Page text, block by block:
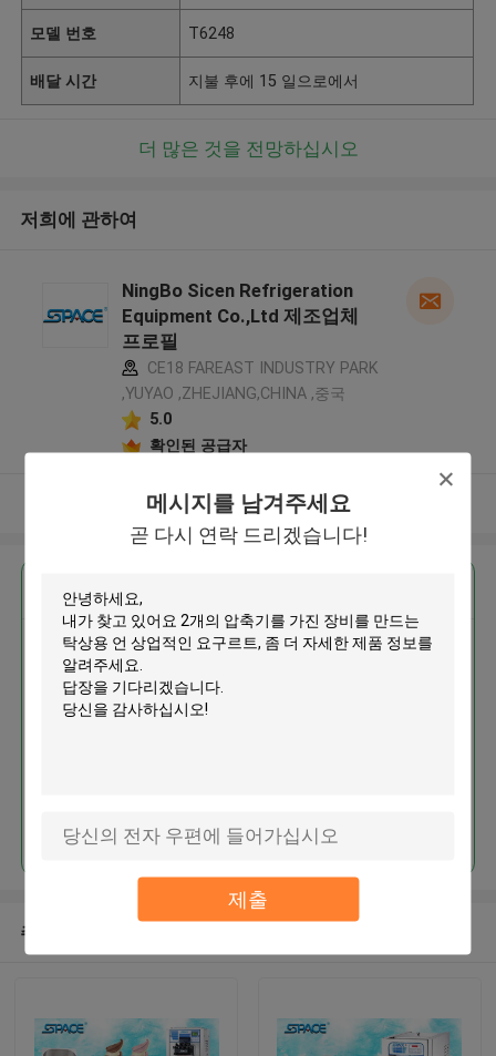
메시지를 남겨주세요
곧 다시 연락 드리겠습니다!
제출
모델 번호 T6248
배달 시간 지불 후에 15 일으로에서
더 많은 것을 전망하십시오
저희에 관하여
NingBo Sicen Refrigeration
Equipment Co.,Ltd 제조업체
프로필
CE18 FAREAST INDUSTRY PARK
,YUYAO ,ZHEJIANG,CHINA ,중국
5.0
확인된 공급자
더 많은 것을 전망하십시오
2개의 압축기를 가진 장비를 만드
는 탁상용 언 상업적인 요구르트
추천된 제품